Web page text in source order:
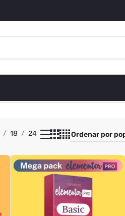
18 24